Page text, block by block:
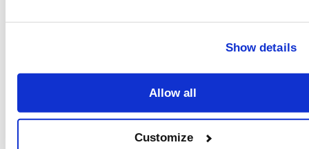
Show details
Allow all
Customize
l'utilisation de la
particules dans la
sont fines. Il est donc
essentiel de disperser
Comment les
méthode sèche
réagissent avec le
l'obscurcissement